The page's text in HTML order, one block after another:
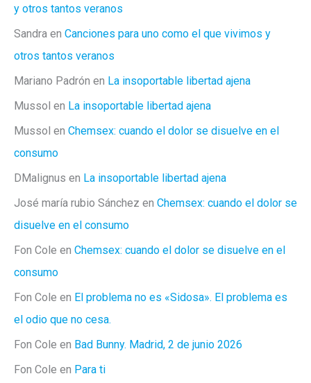
y otros tantos veranos
Sandra en Canciones para uno como el que vivimos y
otros tantos veranos
Mariano Padrón en La insoportable libertad ajena
Mussol en La insoportable libertad ajena
Mussol en Chemsex: cuando el dolor se disuelve en el
consumo
DMalignus en La insoportable libertad ajena
José maría rubio Sánchez en Chemsex: cuando el dolor se
disuelve en el consumo
Fon Cole en Chemsex: cuando el dolor se disuelve en el
consumo
Fon Cole en El problema no es «Sidosa». El problema es
el odio que no cesa.
Fon Cole en Bad Bunny. Madrid, 2 de junio 2026
Fon Cole en Para ti